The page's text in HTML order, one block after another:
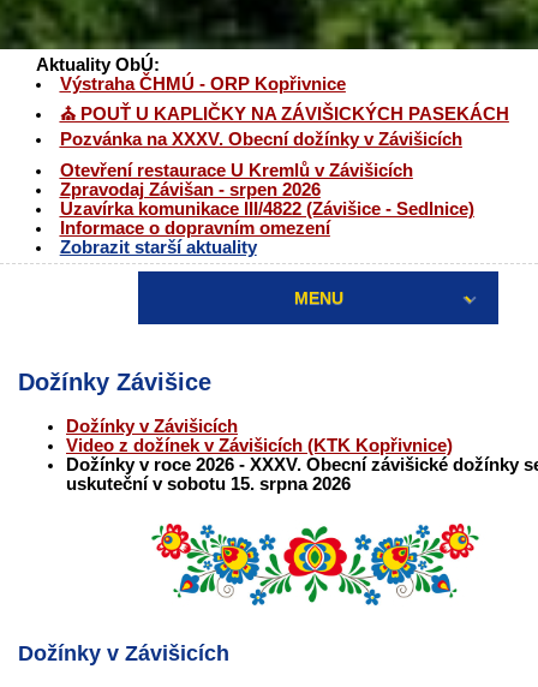
Aktuality ObÚ:
Výstraha ČHMÚ - ORP Kopřivnice
⛪ POUŤ U KAPLIČKY NA ZÁVIŠICKÝCH PASEKÁCH
Pozvánka na XXXV. Obecní dožínky v Závišicích
Otevření restaurace U Kremlů v Závišicích
Zpravodaj Závišan - srpen 2026
Uzavírka komunikace III/4822 (Závišice - Sedlnice)
Informace o dopravním omezení
Zobrazit starší aktuality
MENU
Dožínky Závišice
Dožínky v Závišicích
Video z dožínek v Závišicích (KTK Kopřivnice)
Dožínky v roce 2026 - XXXV. Obecní závišické dožínky
uskuteční v sobotu 15. srpna 2026
Dožínky v Závišicích